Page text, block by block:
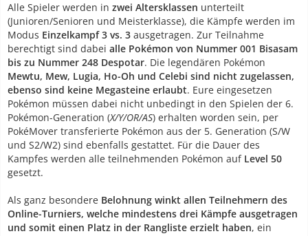
Alle Spieler werden in zwei Altersklassen unterteilt
(Junioren/Senioren und Meisterklasse), die Kämpfe werden im
Modus Einzelkampf 3 vs. 3 ausgetragen. Zur Teilnahme
berechtigt sind dabei alle Pokémon von Nummer 001 Bisasam
bis zu Nummer 248 Despotar. Die legendären Pokémon
Mewtu, Mew, Lugia, Ho-Oh und Celebi sind nicht zugelassen,
ebenso sind keine Megasteine erlaubt. Eure eingesetzen
Pokémon müssen dabei nicht unbedingt in den Spielen der 6.
Pokémon-Generation (X/Y/OR/AS) erhalten worden sein, per
PokéMover transferierte Pokémon aus der 5. Generation (S/W
und S2/W2) sind ebenfalls gestattet. Für die Dauer des
Kampfes werden alle teilnehmenden Pokémon auf Level 50
gesetzt.
Als ganz besondere Belohnung winkt allen Teilnehmern des
Online-Turniers, welche mindestens drei Kämpfe ausgetragen
und somit einen Platz in der Rangliste erzielt haben, ein